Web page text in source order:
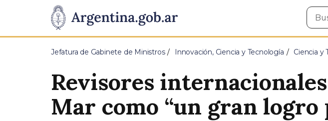
Presidencia
de
Pasar al contenido principal
en
Jefatura de Gabinete de Ministros Innovación, Ciencia y Tecnología Ciencia y
Revisores
Mar como “un gran